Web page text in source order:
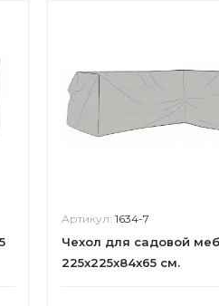
Артикул: 1634-7
Чехол для садовой
225x225x84x65 см.